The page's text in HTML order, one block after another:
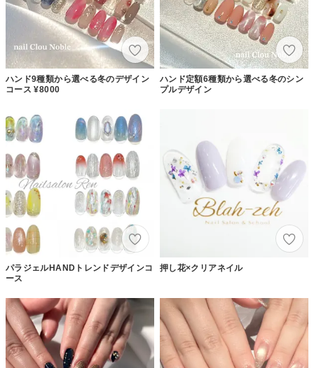
ハンド9種類から選べる冬のデザイン
コース ¥8000
ハンド定額6種類から選べる冬のシン
プルデザイン
パラジェルHANDトレンドデザインコ
ース
押し花×クリアネイル